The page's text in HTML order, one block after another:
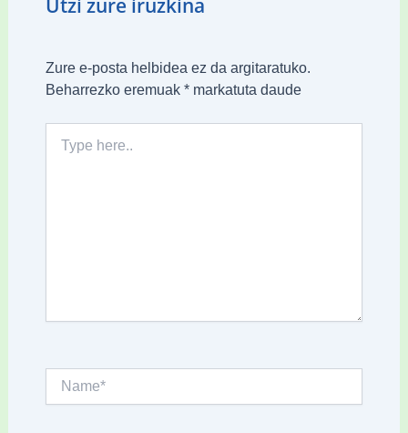
Utzi zure iruzkina
Zure e-posta helbidea ez da argitaratuko.
Beharrezko eremuak *markatuta daude
here..